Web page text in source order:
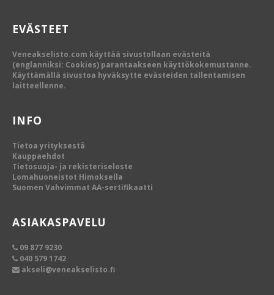
EVÄSTEET
Veneakselisto.com käyttää sivustollaan evästeitä
(englanniksi: Cookies) parantaakseen käyttökokemustanne.
Käyttämällä sivustoa hyväksytte evästeiden tallentamisen
laitteellenne.
INFO
Tietoa yrityksestä
Kauppaehdot
Tietosuoja- ja rekisteriseloste
Lomahuoneistot Himoksella
Suomen Vahvimmat AA-sertifikaatti
ASIAKASPAVELU
09 877 9230
040 579 1742
akseli@veneakselisto.fi